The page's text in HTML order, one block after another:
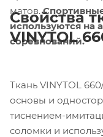
матов.
используются на
соревнований.
Свойства
VINYTOL
Ткань VINYTOL
основы и
тиснением-
соломки и